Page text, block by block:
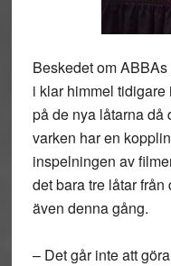
Beskedet om
i klar himmel tidigare
på de nya låtarna då
varken har en
inspelningen av
det bara tre låtar
även denna gång.
– Det går inte att